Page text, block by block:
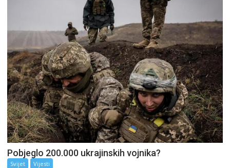
Pobjeglo 200.000 ukrajinskih vojnika?
Svijet Vijesti